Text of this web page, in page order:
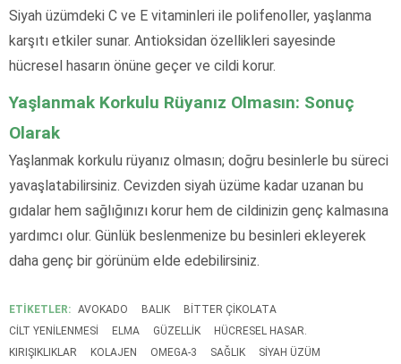
Siyah üzümdeki C ve E vitaminleri ile polifenoller, yaşlanma
karşıtı etkiler sunar. Antioksidan özellikleri sayesinde
hücresel hasarın önüne geçer ve cildi korur.
Yaşlanmak Korkulu Rüyanız Olmasın: Sonuç
Olarak
Yaşlanmak korkulu rüyanız olmasın; doğru besinlerle bu süreci
yavaşlatabilirsiniz. Cevizden siyah üzüme kadar uzanan bu
gıdalar hem sağlığınızı korur hem de cildinizin genç kalmasına
yardımcı olur. Günlük beslenmenize bu besinleri ekleyerek
daha genç bir görünüm elde edebilirsiniz.
ETİKETLER: AVOKADO BALIK
BITTER ÇIKOLATA
CILT YENILENMESI
ELMA GÜZELLIK
HÜCRESEL HASAR.
KIRIŞIKLIKLAR
KOLAJEN OMEGA-3 SAĞLIK
SIYAH ÜZÜM